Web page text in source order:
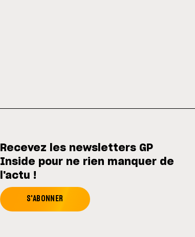
Recevez les newsletters GP
Inside pour ne rien manquer de
l'actu !
S'ABONNER